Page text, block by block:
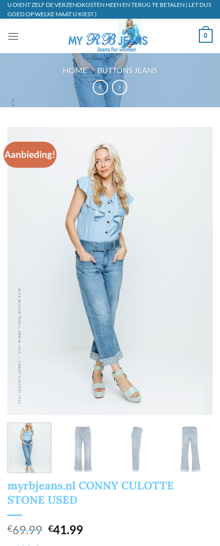
Ga
naar
U DIENT ZELF DE VERZENDKOSTEN HEEN EN TERUG TE BETALEN ( LET DUS
GOED OP WELKE MAAT U KIEST )
0
HOME / BUTTONS JEANS
Aanbieding!
myrbjeans.nl CONNY CULOTTE
STONE USED
€69.99 Oorspronkelijke
€41.99Huidige